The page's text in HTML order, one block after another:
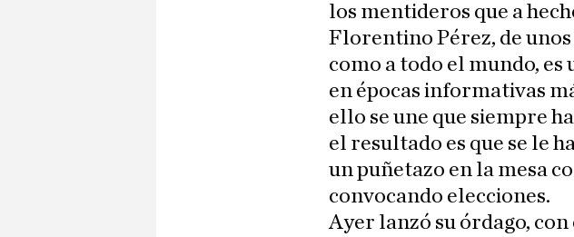
los mentideros que a
Florentino Pérez, de unos
como a todo el mundo,
en épocas informativas
ello se une que siempre
el resultado es que se le
un puñetazo en la mesa
convocando elecciones.
Ayer lanzó su órdago,